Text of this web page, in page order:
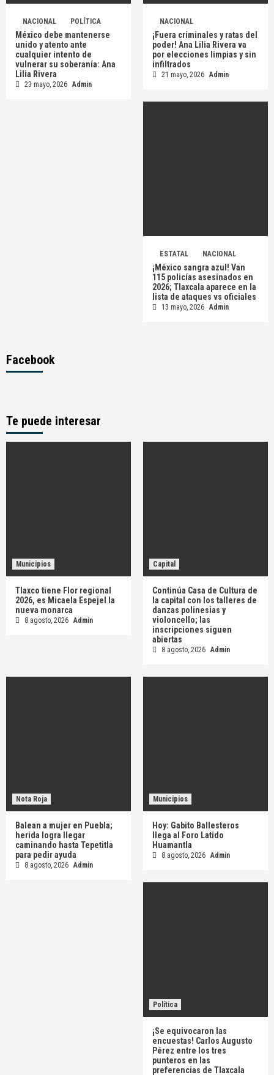
NACIONAL POLÍTICA
México debe mantenerse
unido y atento ante
cualquier intento de
vulnerar su soberanía: Ana
Lilia Rivera
23 mayo, 2026 Admin
NACIONAL
¡Fuera criminales y ratas del
poder! Ana Lilia Rivera va
por elecciones limpias y sin
infiltrados
21 mayo, 2026 Admin
ESTATAL NACIONAL
¡México sangra azul! Van
115 policías asesinados en
2026; Tlaxcala aparece en la
lista de ataques vs oficiales
13 mayo, 2026 Admin
Facebook
Te puede interesar
Municipios
Tlaxco tiene Flor regional
2026, es Micaela Espejel la
nueva monarca
8 agosto, 2026 Admin
Capital
Continúa Casa de Cultura de
la capital con los talleres de
danzas polinesias y
violoncello; las
inscripciones siguen
abiertas
8 agosto, 2026 Admin
Nota Roja
Balean a mujer en Puebla;
herida logra llegar
caminando hasta Tepetitla
para pedir ayuda
8 agosto, 2026 Admin
Municipios
Hoy: Gabito Ballesteros
llega al Foro Latido
Huamantla
8 agosto, 2026 Admin
Política
¡Se equivocaron las
encuestas! Carlos Augusto
Pérez entre los tres
punteros en las
preferencias de Tlaxcala